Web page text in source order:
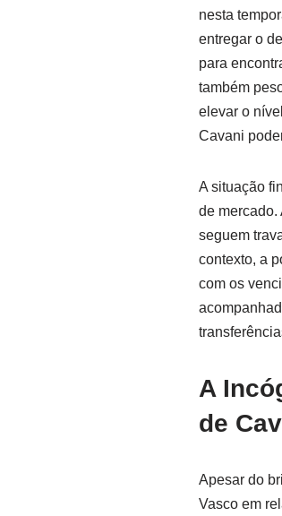
nesta
entregar o
para
também
elevar o
Cavani
A situação
de mercado.
seguem
contexto, a
com os
A
de
Apesar do
Vasco em